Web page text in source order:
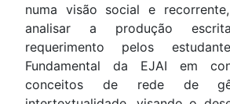
numa visão social e
analisar a produção
requerimento pelos
Fundamental da EJAI em
conceitos de rede de